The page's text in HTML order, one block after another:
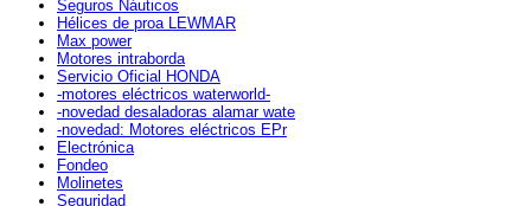
Seguros Náuticos
Hélices de proa LEWMAR
Max power
Motores intraborda
Servicio Oficial HONDA
-motores eléctricos waterworld-
-novedad desaladoras alamar wate
-novedad: Motores eléctricos EPr
Electrónica
Fondeo
Molinetes
Seguridad